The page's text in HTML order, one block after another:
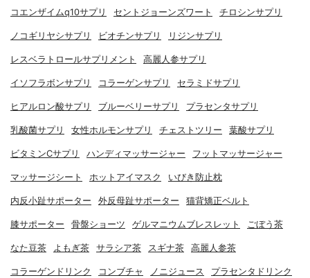
コエンザイムq10サプリ セントジョーンズワート チロシンサプリ
ノコギリヤシサプリ ビオチンサプリ リジンサプリ
レスベラトロールサプリメント 高麗人参サプリ
イソフラボンサプリ コラーゲンサプリ セラミドサプリ
ヒアルロン酸サプリ ブルーベリーサプリ プラセンタサプリ
乳酸菌サプリ 女性ホルモンサプリ チェストツリー 葉酸サプリ
ビタミンCサプリ ハンディマッサージャー フットマッサージャー
マッサージシート ホットアイマスク いびき防止枕
内反小趾サポーター 外反母趾サポーター 猫背矯正ベルト
膝サポーター 骨盤ショーツ ゲルマニウムブレスレット ごぼう茶
なた豆茶 よもぎ茶 サラシア茶 スギナ茶 高麗人参茶
コラーゲンドリンク コンブチャ ノニジュース プラセンタドリンク